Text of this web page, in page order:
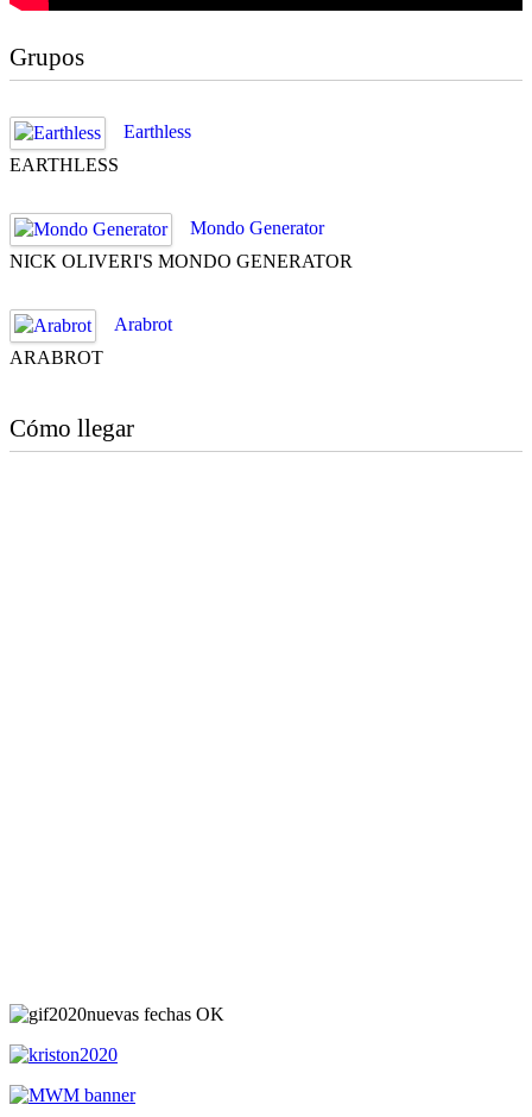
Grupos
Earthless
EARTHLESS
Mondo Generator
NICK OLIVERI'S MONDO GENERATOR
Arabrot
ARABROT
Cómo llegar